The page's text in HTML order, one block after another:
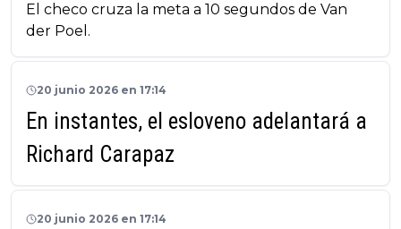
El checo cruza la meta a 10 segundos de Van
der Poel.
20 junio 2026 en 17:14
En instantes, el esloveno adelantará a
Richard Carapaz
20 junio 2026 en 17:14